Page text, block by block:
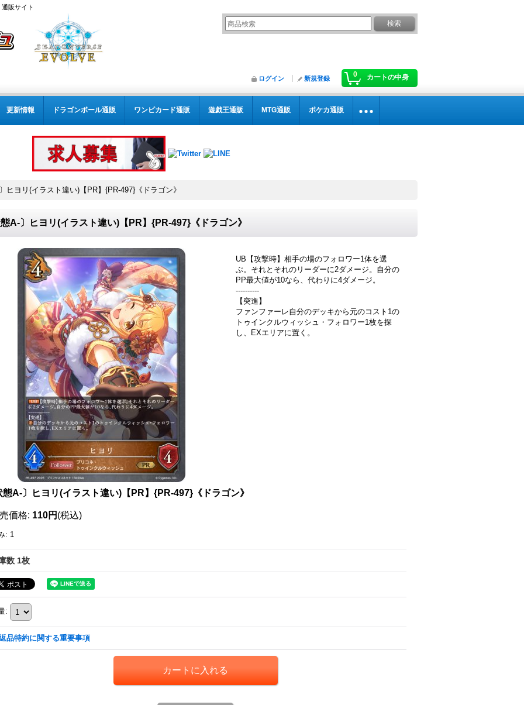
販サイト
0 カートの中身
ログイン 新規登録
更新情報 ドラゴンボール通販 ワンピカード通販 遊戯王通販 MTG通販 ポケカ通販
ヒヨリ(イラスト違い)【PR】{PR-497}《ドラゴン》
A-〕ヒヨリ(イラスト違い)【PR】{PR-497}《ドラゴン》
UB【攻撃時】相手の場のフォロワー1体を選
ぶ。それとそれのリーダーに2ダメージ。自分の
PP最大値が10なら、代わりに4ダメージ。
----------
【突進】
ファンファーレ自分のデッキから元のコスト1の
トゥインクルウィッシュ・フォロワー1枚を探
し、EXエリアに置く。
態A-〕ヒヨリ(イラスト違い)【PR】{PR-497}《ドラゴン》
価格: 110円 (税込)
: 1
数 1枚
:
品特約に関する重要事項